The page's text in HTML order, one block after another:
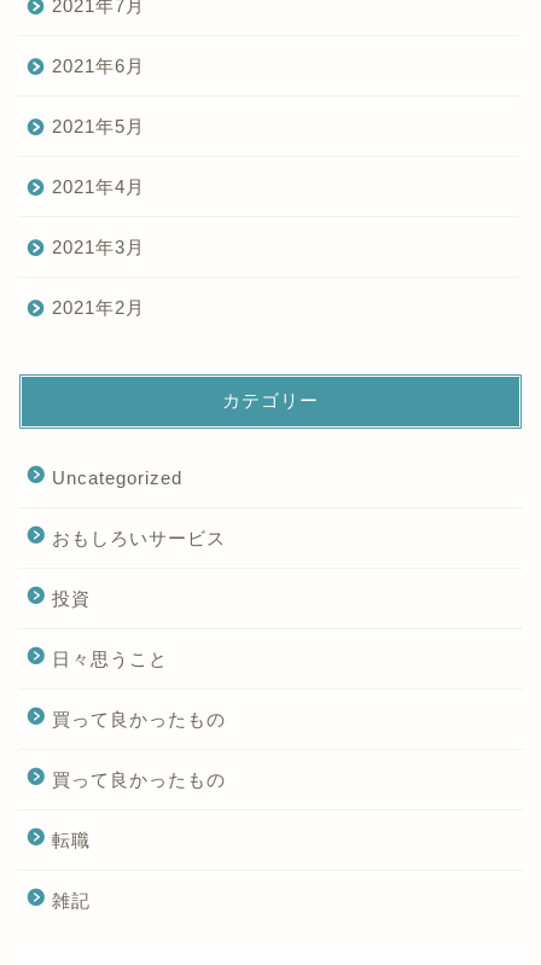
2021年7月
2021年6月
2021年5月
2021年4月
2021年3月
2021年2月
カテゴリー
Uncategorized
おもしろいサービス
投資
日々思うこと
買って良かったもの
買って良かったもの
転職
雑記